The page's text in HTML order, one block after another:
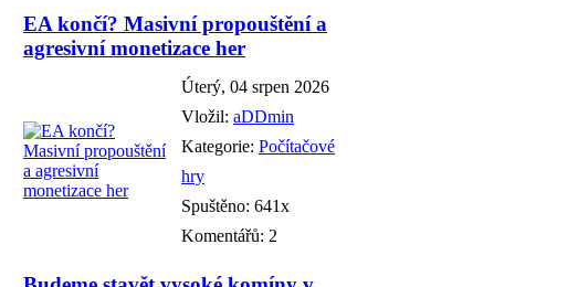
EA končí? Masivní propouštění a
agresivní monetizace her
Úterý, 04 srpen 2026
Vložil: aDDmin
Kategorie: Počítačové
hry
Spuštěno: 641x
Komentářů: 2